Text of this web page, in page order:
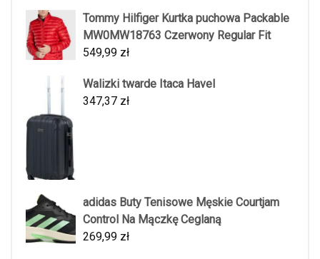
Tommy Hilfiger Kurtka puchowa Packable
MW0MW18763 Czerwony Regular Fit
549,99 zł
Walizki twarde Itaca Havel
347,37 zł
adidas Buty Tenisowe Męskie Courtjam
Control Na Mączkę Ceglaną
269,99 zł